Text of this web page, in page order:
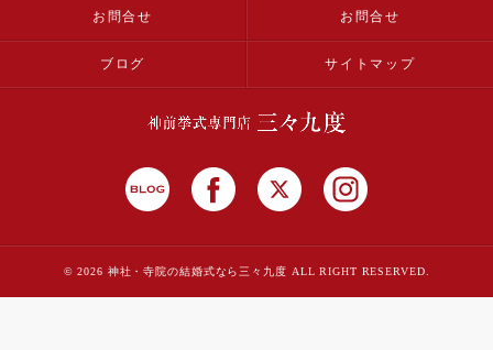
お問合せ お問合せ
ブログ サイトマップ
© 2026 神社・寺院の結婚式なら三々九度 ALL RIGHT RESERVED.